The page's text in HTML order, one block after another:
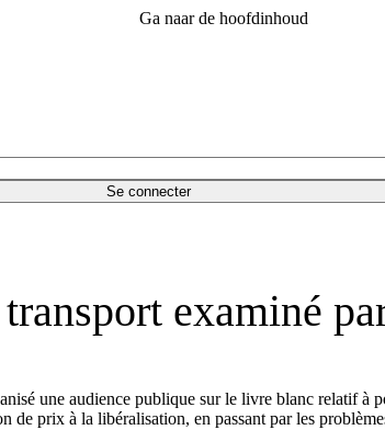
Ga naar de hoofdinhoud
Se connecter
examiné
une audience publique sur le livre blanc relatif à
prix à la libéralisation, en passant par les